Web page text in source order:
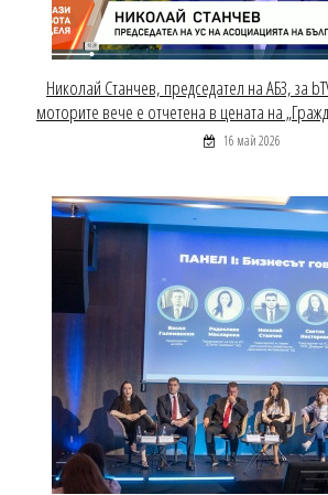
Николай Станчев, председател на АБЗ, за
моторите вече е отчетена в цената на
16 май 2026